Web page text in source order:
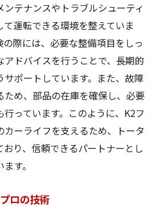
テナンスやトラブルシューティ
運転できる環境を整えていま
際には、必要な整備項目をしっ
アドバイスを行うことで、長期的
サポートしています。また、故障
ため、部品の在庫を確保し、必要
っています。このように、K2フ
カーライフを支えるため、トータ
り、信頼できるパートナーとし
す。
ロの技術